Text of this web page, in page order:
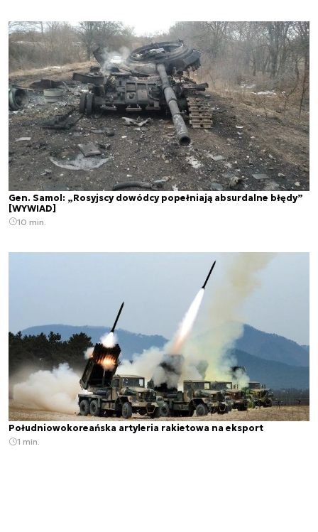
Gen. Samol: „Rosyjscy dowódcy popełniają absurdalne błędy”
[WYWIAD]
10 min.
Południowokoreańska artyleria rakietowa na eksport
1 min.